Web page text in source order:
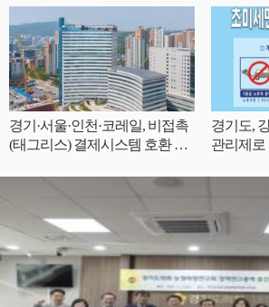
경기·서울·인천·코레일, 비접촉
(태그리스) 결제시스템 호환 논
경기도,
관리제로